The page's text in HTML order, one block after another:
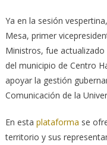
Ya en la sesión
Mesa, primer
Ministros, fue actualizado
del municipio de Centro
apoyar la gestión
Comunicación de la
En esta plataforma se
territorio y sus